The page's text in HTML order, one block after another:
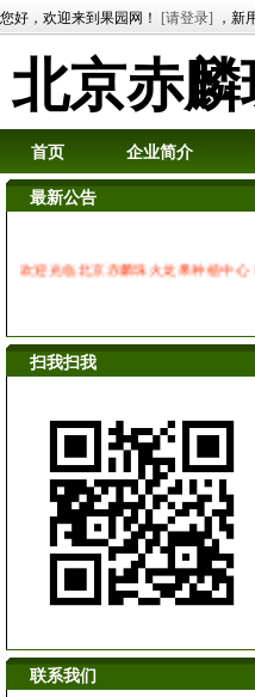
您好，欢迎来到果园网！ [请登录] ，新
北京赤
首页 企业简介
最新公告
欢迎光临北京赤麟珠火龙果种植中心
扫我扫我
联系我们